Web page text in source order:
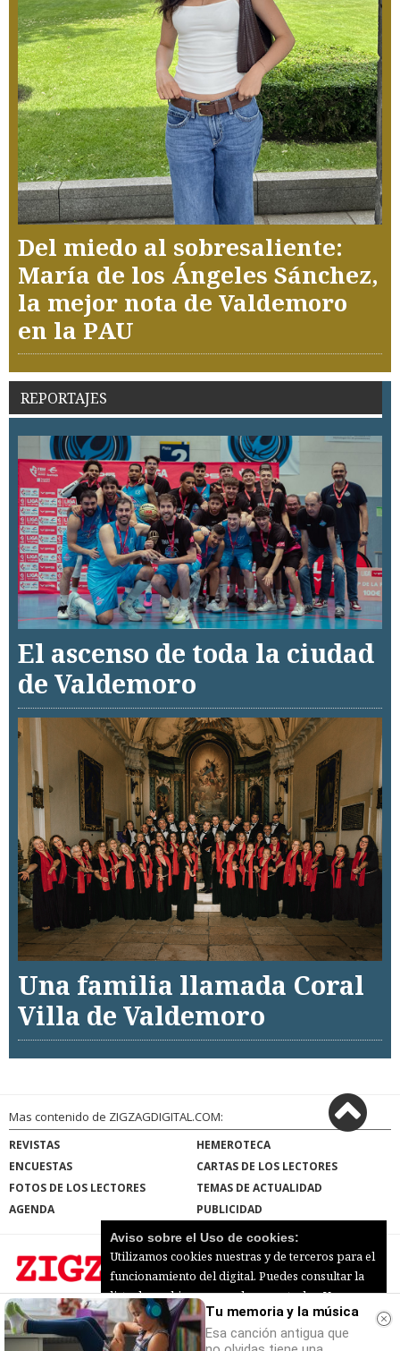
Del miedo al sobresaliente:
María de los Ángeles Sánchez,
la mejor nota de Valdemoro
en la PAU
REPORTAJES
El ascenso de toda la ciudad
de Valdemoro
Una familia llamada Coral
Villa de Valdemoro
Mas contenido de ZIGZAGDIGITAL.COM:
REVISTAS
HEMEROTECA
ENCUESTAS
CARTAS DE LOS LECTORES
FOTOS DE LOS LECTORES
TEMAS DE ACTUALIDAD
AGENDA
PUBLICIDAD
ZIGZAGDIGITAL.COM |Términos de uso|
Protección de datos|Mapa del sitio
© 2026 | Todos los derechos reservados
Tu memoria y la música
Esa canción antigua que
Aviso sobre el Uso de cookies:
Utilizamos cookies nuestras y de terceros para el
funcionamiento del digital. Puedes consultar la
lista de cookies y como desconectarlas.Ver
nuestra Política de Privacidad y Cookies
Aceptar Cookies
Personalizar